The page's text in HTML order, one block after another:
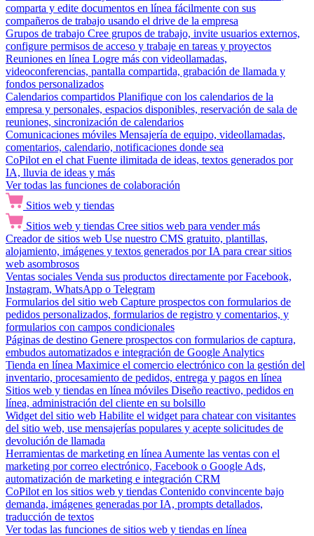
comparta y edite documentos en línea fácilmente con sus
compañeros de trabajo usando el drive de la empresa
Grupos de trabajo Cree grupos de trabajo, invite usuarios externos,
configure permisos de acceso y trabaje en tareas y proyectos
Reuniones en línea Logre más con videollamadas,
videoconferencias, pantalla compartida, grabación de llamada y
fondos personalizados
Calendarios compartidos Planifique con los calendarios de la
empresa y personales, espacios disponibles, reservación de sala de
reuniones, sincronización de calendarios
Comunicaciones móviles Mensajería de equipo, videollamadas,
comentarios, calendario, notificaciones donde sea
CoPilot en el chat Fuente ilimitada de ideas, textos generados por
IA, lluvia de ideas y más
Ver todas las funciones de colaboración
Sitios web y tiendas
Sitios web y tiendas Cree sitios web para vender más
Creador de sitios web Use nuestro CMS gratuito, plantillas,
alojamiento, imágenes y textos generados por IA para crear sitios
web asombrosos
Ventas sociales Venda sus productos directamente por Facebook,
Instagram, WhatsApp o Telegram
Formularios del sitio web Capture prospectos con formularios de
pedidos personalizados, formularios de registro y comentarios, y
formularios con campos condicionales
Páginas de destino Genere prospectos con formularios de captura,
embudos automatizados e integración de Google Analytics
Tienda en línea Maximice el comercio electrónico con la gestión del
inventario, procesamiento de pedidos, entrega y pagos en línea
Sitios web y tiendas en línea móviles Diseño reactivo, pedidos en
línea, administración del cliente en su bolsillo
Widget del sitio web Habilite el widget para chatear con visitantes
del sitio web, use mensajerías populares y acepte solicitudes de
devolución de llamada
Herramientas de marketing en línea Aumente las ventas con el
marketing por correo electrónico, Facebook o Google Ads,
automatización de marketing e integración CRM
CoPilot en los sitios web y tiendas Contenido convincente bajo
demanda, imágenes generadas por IA, prompts detallados,
traducción de textos
Ver todas las funciones de sitios web y tiendas en línea